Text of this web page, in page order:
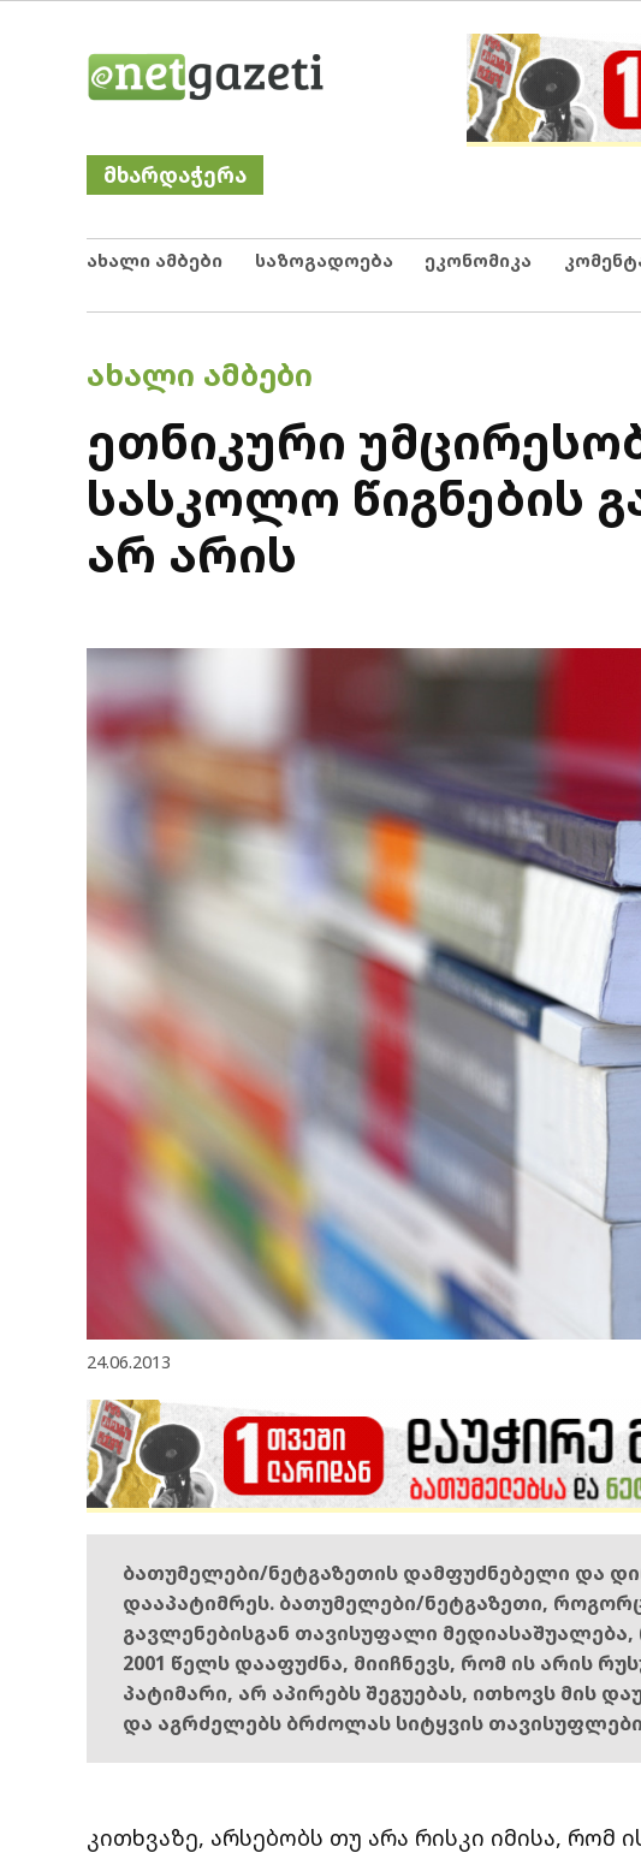
Netgazeti
მხარდაჭერა
ახალი ამბები საზოგადოება ეკონომიკა
POSTED
ᲐᲮᲐᲚᲘ ᲐᲛᲑᲔᲑᲘ
ეთნიკური
სასკოლო წიგნების
არ არის
24.06.2013
ბათუმელები/ნეტგაზეთის დამფუძნებელი და
დააპატიმრეს. ბათუმელები/ნეტგაზეთი,
გავლენებისგან თავისუფალი
2001 წელს დააფუძნა, მიიჩნევს, რომ ის არის
პატიმარი, არ აპირებს შეგუებას, ითხოვს მის
და აგრძელებს ბრძოლას სიტყვის
კითხვაზე, არსებობს თუ არა რისკი იმისა, რომ